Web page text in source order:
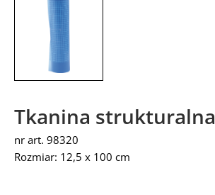
Tkanina strukturalna
nr art. 98320
Rozmiar: 12,5 x 100 cm